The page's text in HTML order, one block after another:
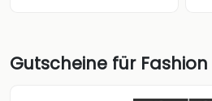
Gutscheine für